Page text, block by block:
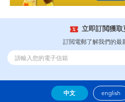
立即訂閲獲取
訂閲電郵了解我們的最
中文 english